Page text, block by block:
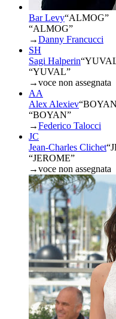
Bar Levy“ALMOG”
“ALMOG”
→Danny Francucci
SH
Sagi Halperin“
“YUVAL”
→voce non assegnata
AA
Alex Alexiev“BOYAN
“BOYAN”
→Federico Talocci
JC
Jean-Charles Clichet“
“JEROME”
→voce non assegnata